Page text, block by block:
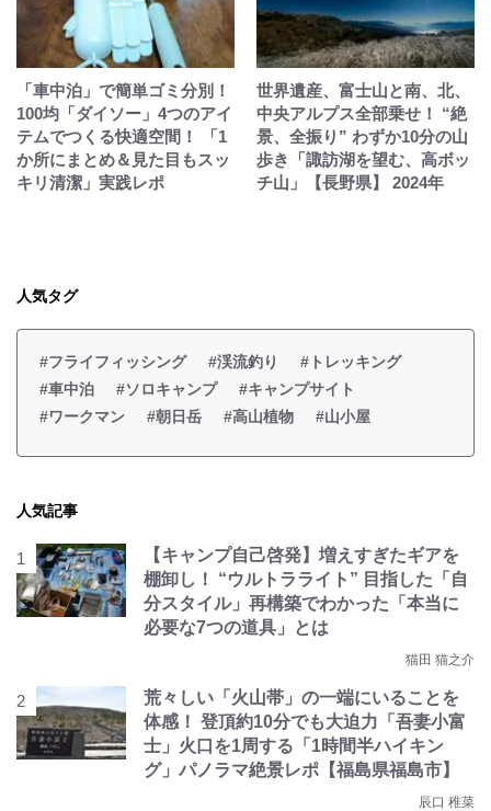
「車中泊」で簡単ゴミ分別！
100均「ダイソー」4つのアイ
テムでつくる快適空間！ 「1
か所にまとめ＆見た目もスッ
キリ清潔」実践レポ
世界遺産、富士山と南、北、
中央アルプス全部乗せ！ “絶
景、全振り” わずか10分の山
歩き「諏訪湖を望む、高ボッ
チ山」【長野県】 2024年
人気タグ
#フライフィッシング #渓流釣り
#トレッキング
#車中泊
#ソロキャンプ
#キャンプサイト
#ワークマン
#朝日岳 #高山植物 #山小屋
人気記事
【キャンプ自己啓発】増えすぎたギアを
棚卸し！ “ウルトラライト” 目指した「自
分スタイル」再構築でわかった「本当に
必要な7つの道具」とは
猫田 猫之介
荒々しい「火山帯」の一端にいることを
体感！ 登頂約10分でも大迫力「吾妻小富
士」火口を1周する「1時間半ハイキン
グ」パノラマ絶景レポ【福島県福島市】
辰口 稚菜